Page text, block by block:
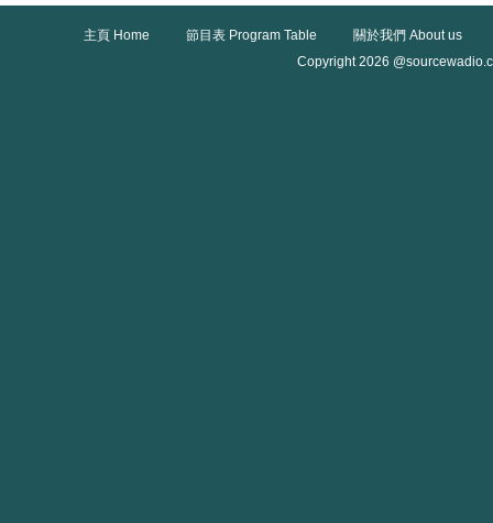
主頁 Home 節目表 Program Table
關於我們 About us
Copyright 2026